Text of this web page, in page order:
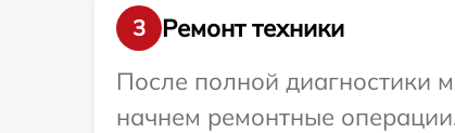
3
Ремонт техники
После полной диагностики
начнем ремонтные